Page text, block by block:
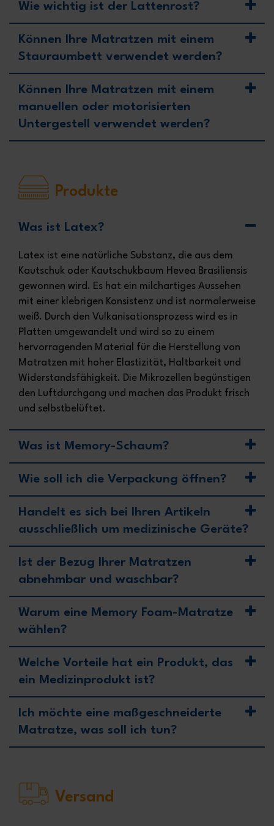
Wie wichtig ist der Lattenrost?
Können Ihre Matratzen mit einem
Stauraumbett verwendet werden?
Können Ihre Matratzen mit einem
manuellen oder motorisierten
Untergestell verwendet werden?
Produkte
Was ist Latex?
Latex ist eine natürliche Substanz, die aus dem
Kautschuk oder Kautschukbaum Hevea Brasiliensis
gewonnen wird. Es hat ein milchartiges Aussehen
mit einer klebrigen Konsistenz und ist normalerweise
weiß. Durch den Vulkanisationsprozess wird es in
Platten umgewandelt und wird so zu einem
hervorragenden Material für die Herstellung von
Matratzen mit hoher Elastizität, Haltbarkeit und
Widerstandsfähigkeit. Die Mikrozellen begünstigen
den Luftdurchgang und machen das Produkt frisch
und selbstbelüftet.
Was ist Memory-Schaum?
Wie soll ich die Verpackung öffnen?
Handelt es sich bei Ihren Artikeln
ausschließlich um medizinische Geräte?
Ist der Bezug Ihrer Matratzen
abnehmbar und waschbar?
Warum eine Memory Foam-Matratze
wählen?
Welche Vorteile hat ein Produkt, das
ein Medizinprodukt ist?
Ich möchte eine maßgeschneiderte
Matratze, was soll ich tun?
Versand